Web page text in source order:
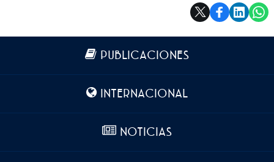
Más información
PUBLICACIONES
INTERNACIONAL
NOTICIAS